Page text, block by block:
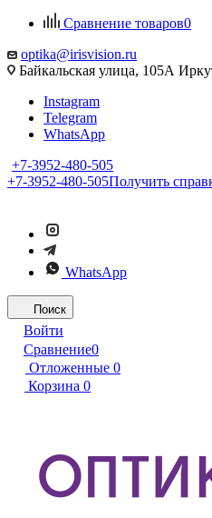
Сравнение товаров0
optika@irisvision.ru
Байкальская улица, 105А
Instagram
Telegram
WhatsApp
+7-3952-480-505
+7-3952-480-505Получить
WhatsApp
Поиск
Войти
Сравнение0
Отложенные 0
Корзина 0